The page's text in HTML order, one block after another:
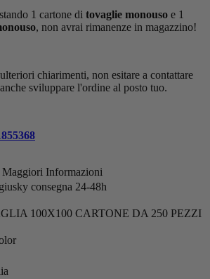
1 cartone di tovaglie monouso e 1
, non avrai rimanenze in magazzino!
chiarimenti, non esitare a contattare
sviluppare l'ordine al posto tuo.
5368
Maggiori Informazioni
consegna 24-48h
100X100 CARTONE DA 250 PEZZI